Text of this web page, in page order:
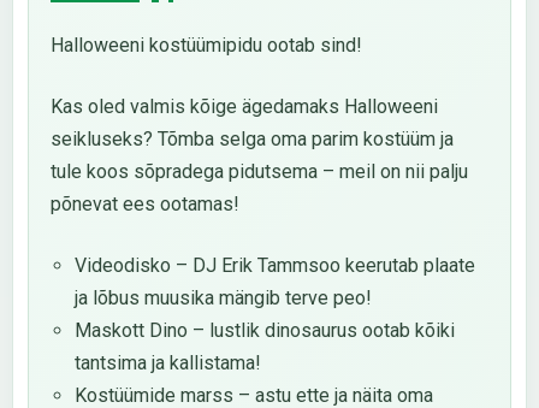
Halloweeni kostüümipidu ootab sind!
Kas oled valmis kõige ägedamaks Halloweeni
seikluseks? Tõmba selga oma parim kostüüm ja
tule koos sõpradega pidutsema – meil on nii palju
põnevat ees ootamas!
Videodisko – DJ Erik Tammsoo keerutab plaate
ja lõbus muusika mängib terve peo!
Maskott Dino – lustlik dinosaurus ootab kõiki
tantsima ja kallistama!
Kostüümide marss – astu ette ja näita oma